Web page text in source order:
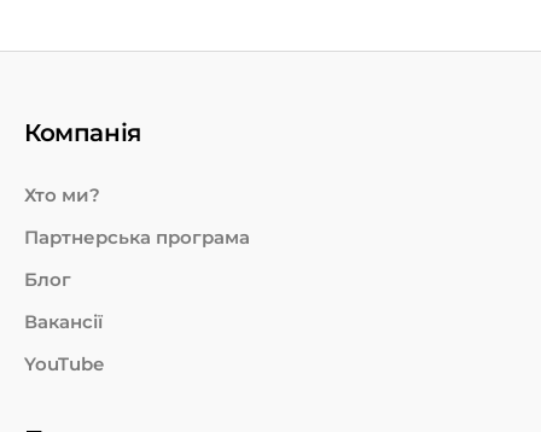
Компанія
Хто ми?
Партнерська програма
Блог
Вакансії
YouTube